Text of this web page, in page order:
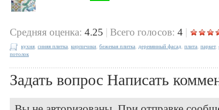
Cредняя оценка: 4.25 | Всего голосов: 4 |
кухня синяя плитка кирпичики бежевая плитка деревянный фасад плита паркет,
потолок
Задать вопрос Написать